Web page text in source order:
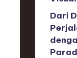
Dari